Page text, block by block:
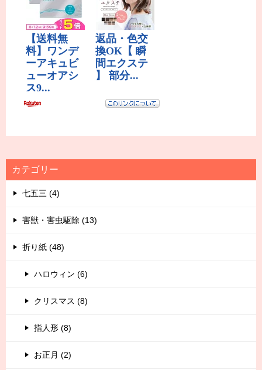
カテゴリー
七五三 (4)
害獣・害虫駆除 (13)
折り紙 (48)
ハロウィン (6)
クリスマス (8)
指人形 (8)
お正月 (2)